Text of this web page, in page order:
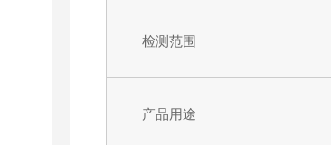
检测范围
产品用途